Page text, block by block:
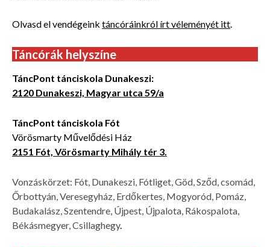
Olvasd el vendégeink táncóráinkról írt véleményét itt
Táncórák helyszíne
TáncPont tánciskola Dunakeszi:
2120 Dunakeszi, Magyar utca 59/a
TáncPont tánciskola Fót
Vörösmarty Művelődési Ház
2151 Fót, Vörösmarty Mihály tér 3.
Vonzáskörzet: Fót, Dunakeszi, Fótliget, Göd, Sződ, csomád,
Őrbottyán, Veresegyház, Erdőkertes, Mogyoród, Pomáz,
Budakalász, Szentendre, Újpest, Újpalota, Rákospalota,
Békásmegyer, Csillaghegy.